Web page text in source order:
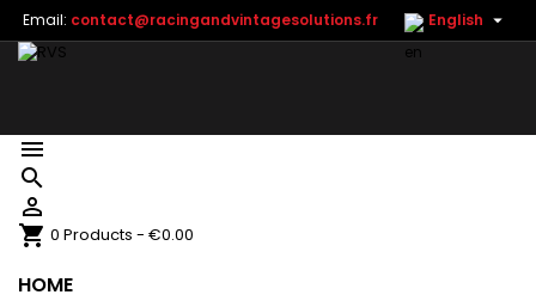
Email: contact@racingandvintagesolutions.fr English 



shopping_cart 0 Products - €0.00
HOME